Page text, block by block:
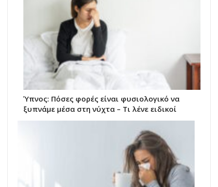
Ύπνος: Πόσες φορές είναι φυσιολογικό να
ξυπνάμε μέσα στη νύχτα – Τι λένε ειδικοί